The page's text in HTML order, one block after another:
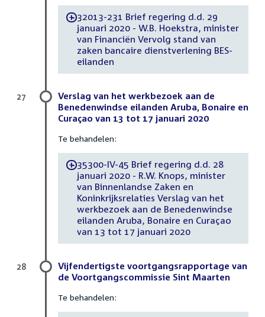
-32013-231 Brief regering d.d. 29
januari 2020 - W.B. Hoekstra, minister
van Financiën Vervolg stand van
zaken bancaire dienstverlening BES-
eilanden
Verslag van het werkbezoek aan de
Benedenwindse eilanden Aruba, Bonaire en
Curaçao van 13 tot 17 januari 2020
Te behandelen:
-35300-IV-45 Brief regering d.d. 28
januari 2020 - R.W. Knops, minister
van Binnenlandse Zaken en
Koninkrijksrelaties Verslag van het
werkbezoek aan de Benedenwindse
eilanden Aruba, Bonaire en Curaçao
van 13 tot 17 januari 2020
27
Vijfendertigste voortgangsrapportage van
de Voortgangscommissie Sint Maarten
Te behandelen:
28